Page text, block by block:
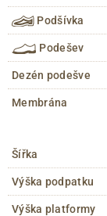
Podšívka
Podešev
Dezén podešve
Membrána
Šířka
Výška podpatku
Výška platformy